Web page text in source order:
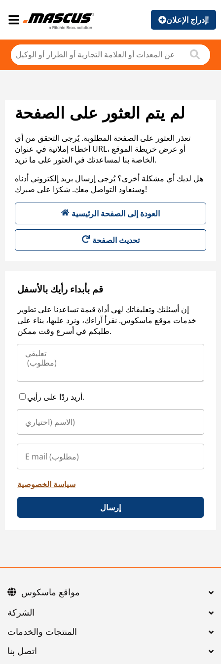
إدراج الإعلان!
لم يتم العثور على الصفحة
تعذر العثور على الصفحة المطلوبة. يُرجى التحقق من أي
أخطاء إملائية في عنوان URL، أو عرض خريطة الموقع
الخاصة بنا لمساعدتك في العثور على ما تريد.
هل لديك أي مشكلة أخرى؟ يُرجى إرسال بريد إلكتروني أدناه
وسنعاود التواصل معك. شكرًا على صبرك!
العودة إلى الصفحة الرئيسية
تحديث الصفحة
قم بأبداء رأيك بالأسفل
إن أسئلتك وتعليقاتك لهي أداة قيمة تساعدنا على تطوير
خدمات موقع ماسكوس. نقرأ آراءك، ونرد عليها، بناء على
طلبكم في أسرع وقت ممكن.
أريد ردًا على رأيي.
سياسة الخصوصية
إرسال
اتصل بنا
مواقع ماسكوس